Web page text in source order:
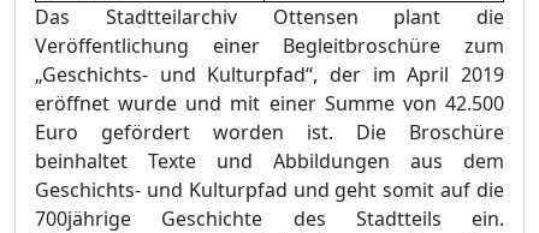
Das Stadtteilarchiv Ottensen plant die
Veröffentlichung einer Begleitbroschüre zum
„Geschichts- und Kulturpfad“, der im April 2019
eröffnet wurde und mit einer Summe von 42.500
Euro gefördert worden ist. Die Broschüre
beinhaltet Texte und Abbildungen aus dem
Geschichts- und Kulturpfad und geht somit auf die
700jährige Geschichte des Stadtteils ein.